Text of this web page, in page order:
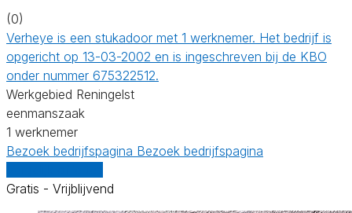
(0)
Verheye is een stukadoor met 1 werknemer. Het bedrijf is
opgericht op 13-03-2002 en is ingeschreven bij de KBO
onder nummer 675322512.
Werkgebied Reningelst
eenmanszaak
1 werknemer
Bezoek bedrijfspagina Bezoek bedrijfspagina
Gratis - Vrijblijvend